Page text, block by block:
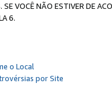
VOCÊ NÃO ESTIVER DE
6.
o Local
por Site